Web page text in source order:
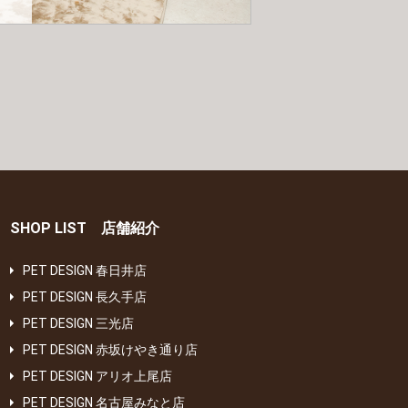
SHOP LIST 店舗紹介
PET DESIGN 春日井店
PET DESIGN 長久手店
PET DESIGN 三光店
PET DESIGN 赤坂けやき通り店
PET DESIGN アリオ上尾店
PET DESIGN 名古屋みなと店